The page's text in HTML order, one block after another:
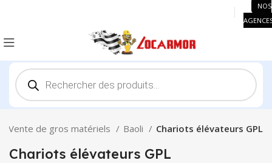
NOS
Recherche
de
produits
Vente de gros matériels Baoli Chariots élévateurs GPL
Chariots élévateurs GPL